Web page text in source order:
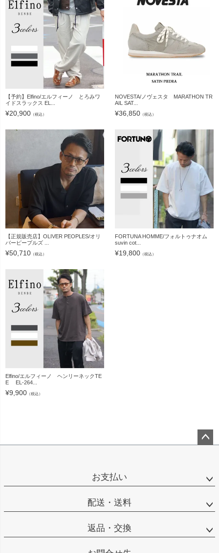
【予約】Elfino/エルフィーノ とろみワ
イドスラックス EL...
¥20,900 （税込）
NOVESTA/ノヴェスタ MARATHON TR
AIL SAT...
¥36,850 （税込）
【正規販売店】OLIVER PEOPLES/オリ
バーピープルズ ...
¥50,710 （税込）
FORTUNA HOMME/フォルトゥナオム
suvin cot...
¥19,800 （税込）
Elfino/エルフィーノ ヘンリーネックTE
E EL-264...
¥9,900 （税込）
お支払い
配送・送料
返品・交換